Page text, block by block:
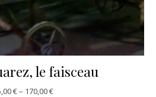
le faisceau
€– 170,00€